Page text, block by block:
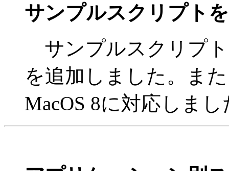
サンプルスクリプト
サンプルスクリプ
を追加しました。ま
MacOS 8に対応しまし